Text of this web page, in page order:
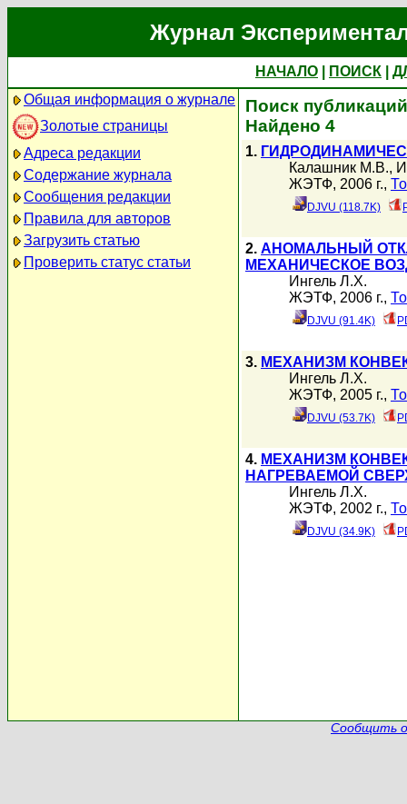
Журнал
НАЧАЛО ПОИСК
Общая информация о журнале
Золотые страницы
Адреса редакции
Содержание журнала
Сообщения редакции
Правила для авторов
Загрузить статью
Проверить статус статьи
Поиск
Найдено 4
1.
Калашник М.В.,
ЖЭТФ, 2006 г.,
DJVU (118.7K)
2. АНОМАЛЬНЫЙ
МЕХАНИЧЕСКОЕ
Ингель Л.Х.
ЖЭТФ, 2006 г.,
DJVU (91.4K)
3. МЕХАНИЗМ
Ингель Л.Х.
ЖЭТФ, 2005 г.,
DJVU (53.7K)
4. МЕХАНИЗМ
НАГРЕВАЕМОЙ
Ингель Л.Х.
ЖЭТФ, 2002 г.,
DJVU (34.9K)
Сообщить о